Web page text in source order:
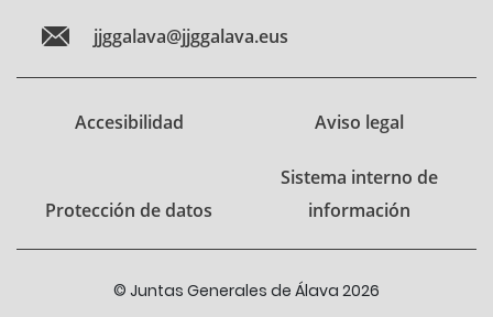
jjggalava@jjggalava.eus
Accesibilidad Aviso legal
Protección de datos
Sistema interno de
información
© Juntas Generales de Álava 2026